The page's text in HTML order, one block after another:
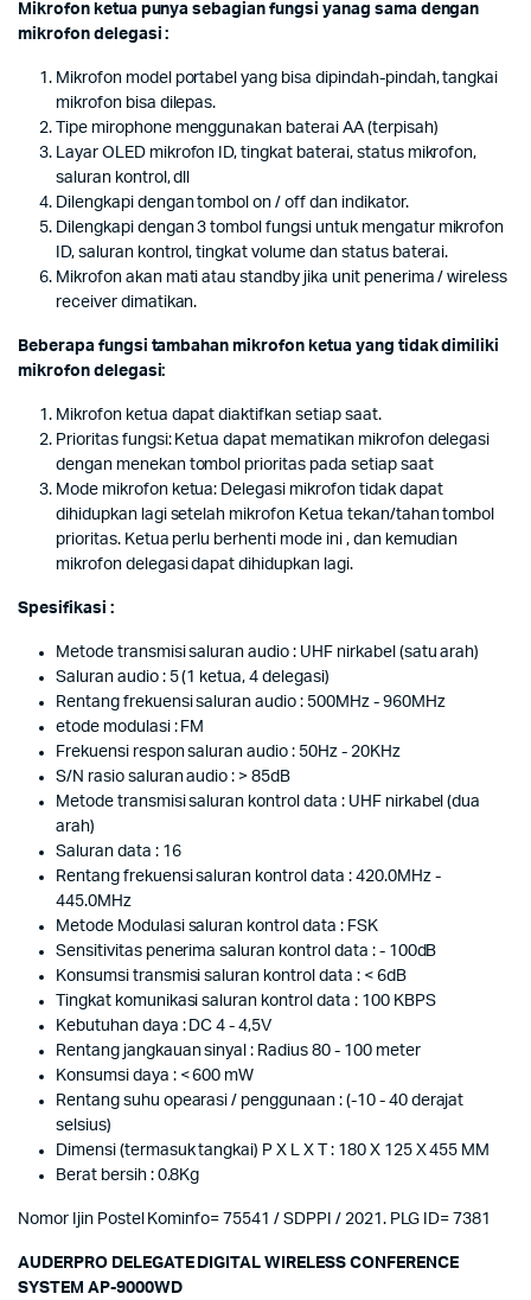
Mikrofon ketua punya sebagian fungsi yanag sama dengan
mikrofon delegasi :
Mikrofon model portabel yang bisa dipindah-pindah, tangkai
mikrofon bisa dilepas.
Tipe mirophone menggunakan baterai AA (terpisah)
Layar OLED mikrofon ID, tingkat baterai, status mikrofon,
saluran kontrol, dll
Dilengkapi dengan tombol on / off dan indikator.
Dilengkapi dengan 3 tombol fungsi untuk mengatur mikrofon
ID, saluran kontrol, tingkat volume dan status baterai.
Mikrofon akan mati atau standby jika unit penerima / wireless
receiver dimatikan.
Beberapa fungsi tambahan mikrofon ketua yang tidak dimiliki
mikrofon delegasi:
Mikrofon ketua dapat diaktifkan setiap saat.
Prioritas fungsi: Ketua dapat mematikan mikrofon delegasi
dengan menekan tombol prioritas pada setiap saat
Mode mikrofon ketua: Delegasi mikrofon tidak dapat
dihidupkan lagi setelah mikrofon Ketua tekan/tahan tombol
prioritas. Ketua perlu berhenti mode ini , dan kemudian
mikrofon delegasi dapat dihidupkan lagi.
Spesifikasi :
Metode transmisi saluran audio : UHF nirkabel (satu arah)
Saluran audio : 5 (1 ketua, 4 delegasi)
Rentang frekuensi saluran audio : 500MHz - 960MHz
etode modulasi : FM
Frekuensi respon saluran audio : 50Hz - 20KHz
S/N rasio saluran audio : > 85dB
Metode transmisi saluran kontrol data : UHF nirkabel (dua
arah)
Saluran data : 16
Rentang frekuensi saluran kontrol data : 420.0MHz -
445.0MHz
Metode Modulasi saluran kontrol data : FSK
Sensitivitas penerima saluran kontrol data : - 100dB
Konsumsi transmisi saluran kontrol data : < 6dB
Tingkat komunikasi saluran kontrol data : 100 KBPS
Kebutuhan daya : DC 4 - 4,5V
Rentang jangkauan sinyal : Radius 80 - 100 meter
Konsumsi daya : < 600 mW
Rentang suhu opearasi / penggunaan : (-10 - 40 derajat
selsius)
Dimensi (termasuk tangkai) P X L X T : 180 X 125 X 455 MM
Berat bersih : 0.8Kg
Nomor Ijin Postel Kominfo= 75541 / SDPPI / 2021. PLG ID= 7381
AUDERPRO DELEGATE DIGITAL WIRELESS CONFERENCE
SYSTEM AP-9000WD